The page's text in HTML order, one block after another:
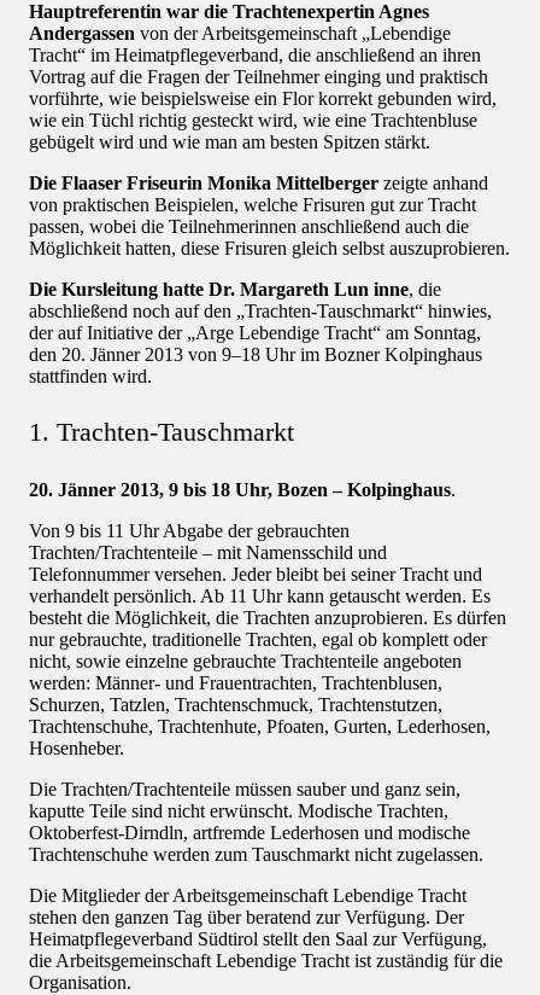
Hauptreferentin war die Trachtenexpertin Agnes
Andergassen von der Arbeitsgemeinschaft „Lebendige
Tracht“ im Heimatpflegeverband, die anschließend an ihren
Vortrag auf die Fragen der Teilnehmer einging und praktisch
vorführte, wie beispielsweise ein Flor korrekt gebunden wird,
wie ein Tüchl richtig gesteckt wird, wie eine Trachtenbluse
gebügelt wird und wie man am besten Spitzen stärkt.
Die Flaaser Friseurin Monika Mittelberger zeigte anhand
von praktischen Beispielen, welche Frisuren gut zur Tracht
passen, wobei die Teilnehmerinnen anschließend auch die
Möglichkeit hatten, diese Frisuren gleich selbst auszuprobieren.
Die Kursleitung hatte Dr. Margareth Lun inne, die
abschließend noch auf den „Trachten-Tauschmarkt“ hinwies,
der auf Initiative der „Arge Lebendige Tracht“ am Sonntag,
den 20. Jänner 2013 von 9–18 Uhr im Bozner Kolpinghaus
stattfinden wird.
1. Trachten-Tauschmarkt
20. Jänner 2013, 9 bis 18 Uhr, Bozen – Kolpinghaus.
Von 9 bis 11 Uhr Abgabe der gebrauchten
Trachten/Trachtenteile – mit Namensschild und
Telefonnummer versehen. Jeder bleibt bei seiner Tracht und
verhandelt persönlich. Ab 11 Uhr kann getauscht werden. Es
besteht die Möglichkeit, die Trachten anzuprobieren. Es dürfen
nur gebrauchte, traditionelle Trachten, egal ob komplett oder
nicht, sowie einzelne gebrauchte Trachtenteile angeboten
werden: Männer- und Frauentrachten, Trachtenblusen,
Schurzen, Tatzlen, Trachtenschmuck, Trachtenstutzen,
Trachtenschuhe, Trachtenhute, Pfoaten, Gurten, Lederhosen,
Hosenheber.
Die Trachten/Trachtenteile müssen sauber und ganz sein,
kaputte Teile sind nicht erwünscht. Modische Trachten,
Oktoberfest-Dirndln, artfremde Lederhosen und modische
Trachtenschuhe werden zum Tauschmarkt nicht zugelassen.
Die Mitglieder der Arbeitsgemeinschaft Lebendige Tracht
stehen den ganzen Tag über beratend zur Verfügung. Der
Heimatpflegeverband Südtirol stellt den Saal zur Verfügung,
die Arbeitsgemeinschaft Lebendige Tracht ist zuständig für die
Organisation.